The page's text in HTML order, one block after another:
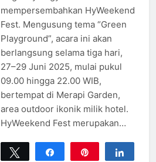
mempersembahkan HyWeekend
Fest. Mengusung tema “Green
Playground”, acara ini akan
berlangsung selama tiga hari,
27–29 Juni 2025, mulai pukul
09.00 hingga 22.00 WIB,
bertempat di Merapi Garden,
area outdoor ikonik milik hotel.
HyWeekend Fest merupakan…
Tweet Share